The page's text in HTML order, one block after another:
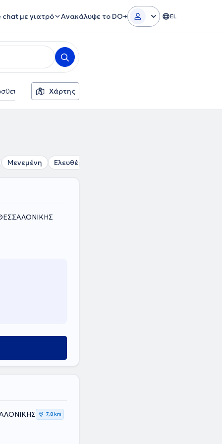
chat με γιατρό Ανακάλυψε το DO+ EL
φίλτρα Γλώσσες
Χάρτης
Μενεμένη Ελευθέριο - Κορδελιό
7,8 km